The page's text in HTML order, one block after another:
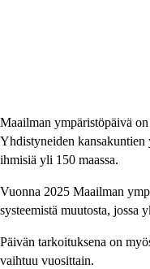
Maailman ympäristöpäivä
Yhdistyneiden kansakuntien
ihmisiä yli 150 maassa.
Vuonna 2025 Maailman
systeemistä muutosta, jossa
Päivän tarkoituksena on
vaihtuu vuosittain.